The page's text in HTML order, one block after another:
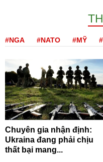
#NGA #NATO #MỸ
Chuyên gia nhận định:
Ukraina đang phải chịu
thất bại mang...